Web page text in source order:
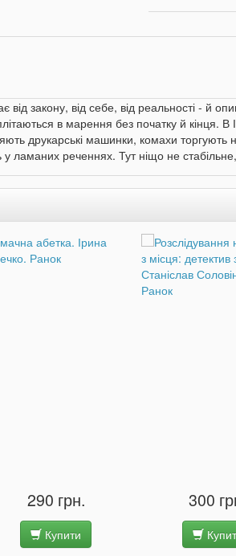
від закону, від себе, від реальності - й
в марення без початку й кінця.
друкарські машинки, комахи
ламаних реченнях. Тут ніщо не
290 грн.
Купити
300